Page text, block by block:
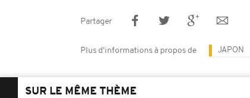
Partager
Plus d'informations à propos de JAPON
SUR LE MÊME THÈME